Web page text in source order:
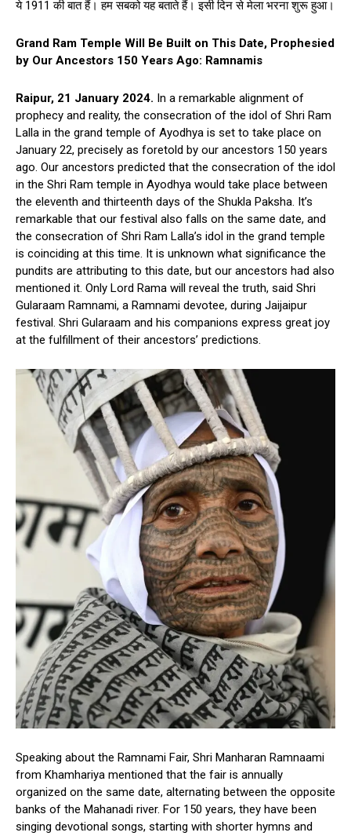
ये 1911 की बात हैं। हम सबको यह बताते हैं। इसी दिन से मेला भरना शुरू हुआ।
Grand Ram Temple Will Be Built on This Date, Prophesied
by Our Ancestors 150 Years Ago: Ramnamis
Raipur, 21 January 2024. In a remarkable alignment of
prophecy and reality, the consecration of the idol of Shri Ram
Lalla in the grand temple of Ayodhya is set to take place on
January 22, precisely as foretold by our ancestors 150 years
ago. Our ancestors predicted that the consecration of the idol
in the Shri Ram temple in Ayodhya would take place between
the eleventh and thirteenth days of the Shukla Paksha. It’s
remarkable that our festival also falls on the same date, and
the consecration of Shri Ram Lalla’s idol in the grand temple
is coinciding at this time. It is unknown what significance the
pundits are attributing to this date, but our ancestors had also
mentioned it. Only Lord Rama will reveal the truth, said Shri
Gularaam Ramnami, a Ramnami devotee, during Jaijaipur
festival. Shri Gularaam and his companions express great joy
at the fulfillment of their ancestors’ predictions.
Speaking about the Ramnami Fair, Shri Manharan Ramnaami
from Khamhariya mentioned that the fair is annually
organized on the same date, alternating between the opposite
banks of the Mahanadi river. For 150 years, they have been
singing devotional songs, starting with shorter hymns and